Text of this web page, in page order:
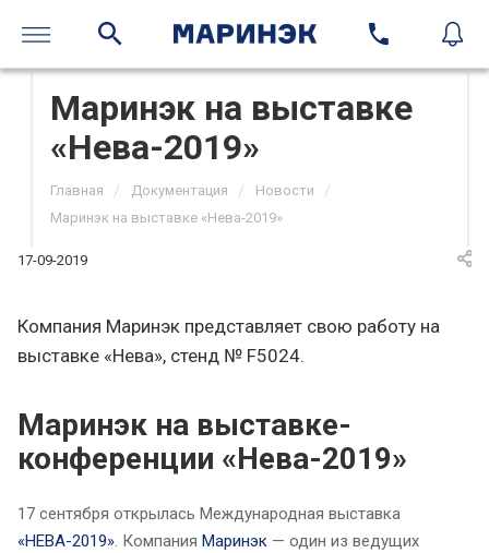
Маринэк на выставке
«Нева-2019»
Главная / Документация / Новости /
Маринэк на выставке «Нева-2019»
17-09-2019
Компания Маринэк представляет свою работу на
выставке «Нева», стенд № F5024.
Маринэк на выставке-
конференции «Нева-2019»
17 сентября открылась Международная выставка
«НЕВА-2019». Компания Маринэк — один из ведущих